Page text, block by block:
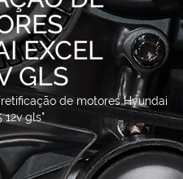
EXCEL
GLS
de motores Hyundai
12v gls"